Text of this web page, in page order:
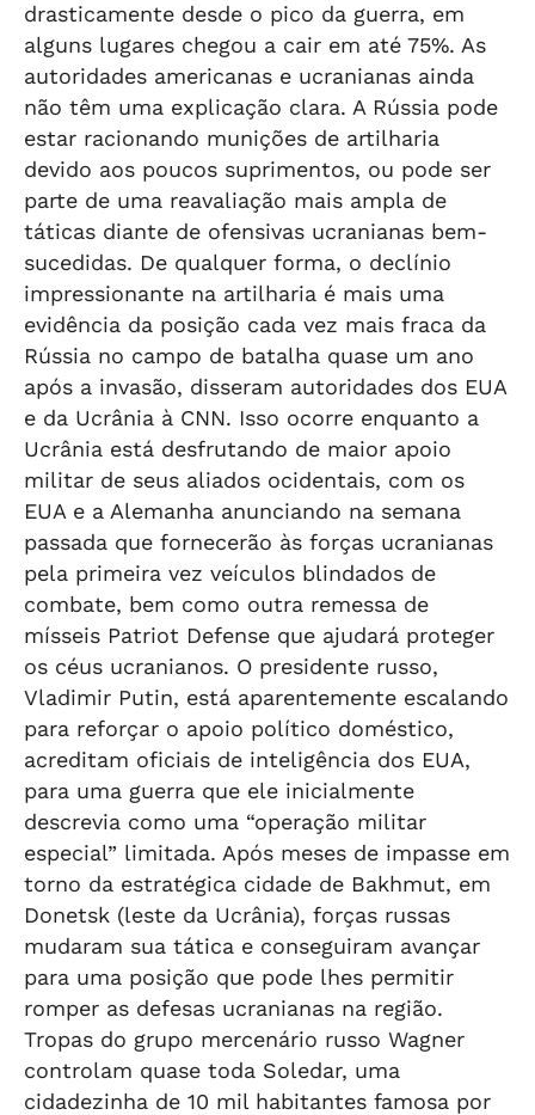
drasticamente desde o pico da guerra, em
alguns lugares chegou a cair em até 75%. As
autoridades americanas e ucranianas ainda
não têm uma explicação clara. A Rússia pode
estar racionando munições de artilharia
devido aos poucos suprimentos, ou pode ser
parte de uma reavaliação mais ampla de
táticas diante de ofensivas ucranianas bem-
sucedidas. De qualquer forma, o declínio
impressionante na artilharia é mais uma
evidência da posição cada vez mais fraca da
Rússia no campo de batalha quase um ano
após a invasão, disseram autoridades dos EUA
e da Ucrânia à CNN. Isso ocorre enquanto a
Ucrânia está desfrutando de maior apoio
militar de seus aliados ocidentais, com os
EUA e a Alemanha anunciando na semana
passada que fornecerão às forças ucranianas
pela primeira vez veículos blindados de
combate, bem como outra remessa de
mísseis Patriot Defense que ajudará proteger
os céus ucranianos. O presidente russo,
Vladimir Putin, está aparentemente escalando
para reforçar o apoio político doméstico,
acreditam oficiais de inteligência dos EUA,
para uma guerra que ele inicialmente
descrevia como uma “operação militar
especial” limitada. Após meses de impasse em
torno da estratégica cidade de Bakhmut, em
Donetsk (leste da Ucrânia), forças russas
mudaram sua tática e conseguiram avançar
para uma posição que pode lhes permitir
romper as defesas ucranianas na região.
Tropas do grupo mercenário russo Wagner
controlam quase toda Soledar, uma
cidadezinha de 10 mil habitantes famosa por